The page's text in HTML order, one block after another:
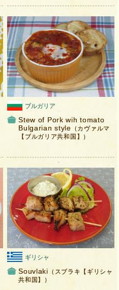
ブルガリア
Stew of Pork wih tomato
Bulgarian style （カヴァルマ
【ブルガリア共和国】）
ギリシャ
Souvlaki （スブラキ【ギリシャ
共和国】）